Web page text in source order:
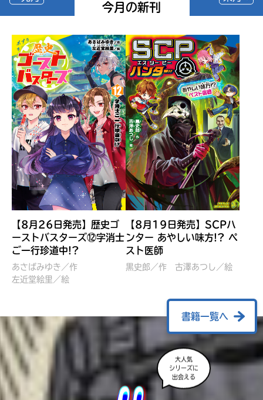
今月の新刊
ぼくたちのマインクラフト
冒険記 エンチャント剣
VS暴走モブ
営委員会／協力
レッツゴー！まいぜんシス
ターズ とつぜん、王様に
佐久間さのすけ／絵
【8月26日発売】歴史ゴ
ーストバスターズ⑫字消士
ご一行珍道中!?
あさばみゆき／作
左近堂絵里／絵
【8月19日発売】SCPハ
ンター あやしい味方!? ペ
スト医師
黒史郎／作 古澤あつし／絵
書籍一覧へ
大人気
シリーズに
出会える